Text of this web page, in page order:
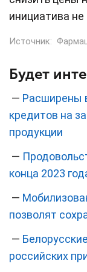
инициатива
Источник:
Будет
— Расширены
кредитов на
продукции
—
конца 2023
—
позволят
—
российских